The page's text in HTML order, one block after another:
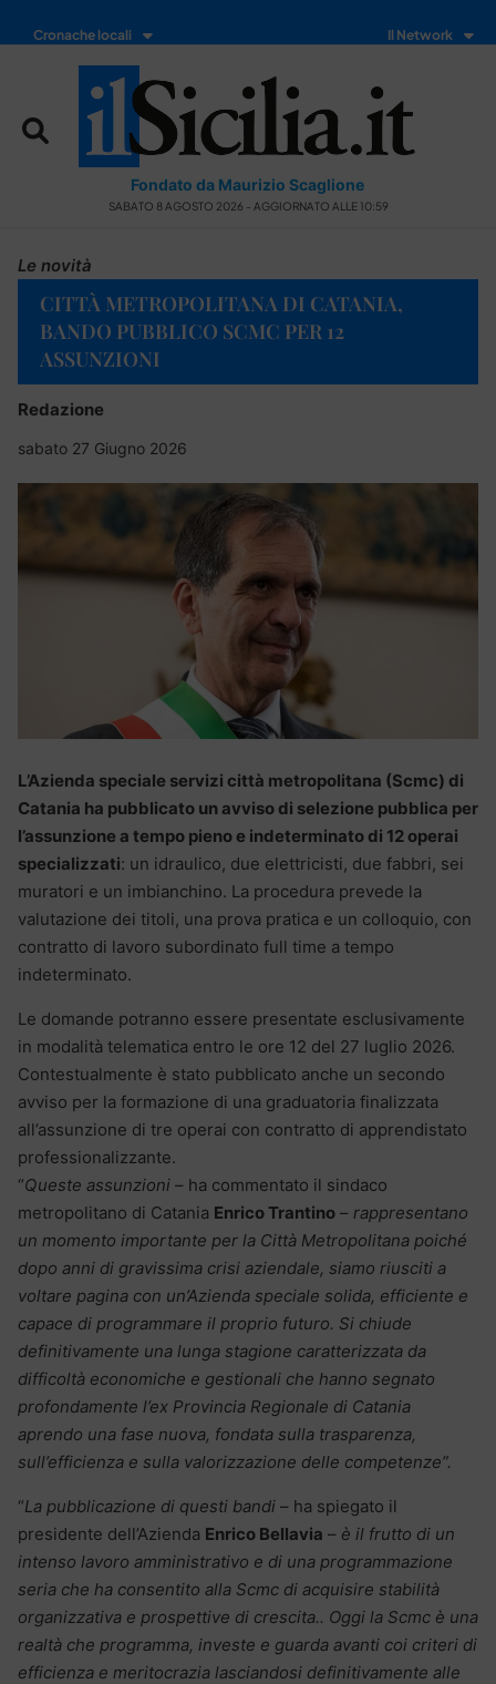
Cronache locali Il Network
Fondato da Maurizio Scaglione
SABATO 8 AGOSTO 2026 - AGGIORNATO ALLE 10:59
Le novità
CITTÀ METROPOLITANA DI CATANIA,
BANDO PUBBLICO SCMC PER 12
ASSUNZIONI
Redazione
sabato 27 Giugno 2026
L’Azienda speciale servizi città metropolitana (Scmc) di
Catania ha pubblicato un avviso di selezione pubblica per
l’assunzione a tempo pieno e indeterminato di 12 operai
specializzati: un idraulico, due elettricisti, due fabbri, sei
muratori e un imbianchino. La procedura prevede la
valutazione dei titoli, una prova pratica e un colloquio, con
contratto di lavoro subordinato full time a tempo
indeterminato.
Le domande potranno essere presentate esclusivamente
in modalità telematica entro le ore 12 del 27 luglio 2026.
Contestualmente è stato pubblicato anche un secondo
avviso per la formazione di una graduatoria finalizzata
all’assunzione di tre operai con contratto di apprendistato
professionalizzante.
“Queste assunzioni – ha commentato il sindaco
metropolitano di Catania Enrico Trantino – rappresentano
un momento importante per la Città Metropolitana poiché
dopo anni di gravissima crisi aziendale, siamo riusciti a
voltare pagina con un’Azienda speciale solida, efficiente e
capace di programmare il proprio futuro. Si chiude
definitivamente una lunga stagione caratterizzata da
difficoltà economiche e gestionali che hanno segnato
profondamente l’ex Provincia Regionale di Catania
aprendo una fase nuova, fondata sulla trasparenza,
sull’efficienza e sulla valorizzazione delle competenze”.
“La pubblicazione di questi bandi – ha spiegato il
presidente dell’Azienda Enrico Bellavia – è il frutto di un
intenso lavoro amministrativo e di una programmazione
seria che ha consentito alla Scmc di acquisire stabilità
organizzativa e prospettive di crescita.. Oggi la Scmc è una
realtà che programma, investe e guarda avanti coi criteri di
efficienza e meritocrazia lasciandosi definitivamente alle